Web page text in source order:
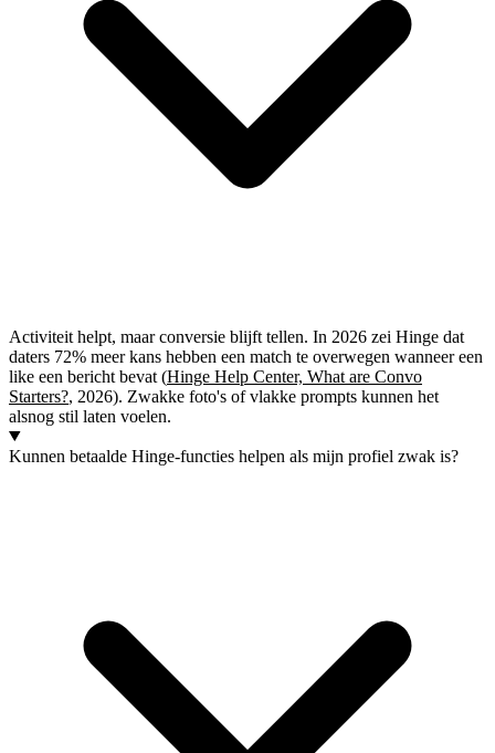
Activiteit helpt, maar conversie blijft tellen. In 2026 zei Hinge dat
daters 72% meer kans hebben een match te overwegen wanneer een
like een bericht bevat (Hinge Help Center, What are Convo
Starters?, 2026). Zwakke foto's of vlakke prompts kunnen het
alsnog stil laten voelen.
Kunnen betaalde Hinge-functies helpen als mijn profiel zwak is?